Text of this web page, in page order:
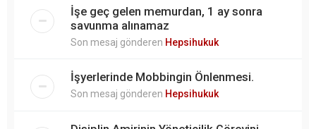
İşe geç gelen memurdan, 1 ay sonra
savunma alınamaz
Son mesaj gönderen Hepsihukuk
İşyerlerinde Mobbingin Önlenmesi.
Son mesaj gönderen Hepsihukuk